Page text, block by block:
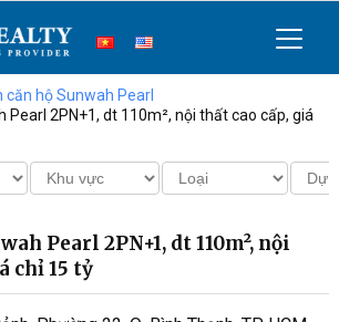
căn hộ Sunwah Pearl
Pearl 2PN+1, dt 110m², nội thất cao cấp, giá
Pearl 2PN+1, dt 110m², nội
chỉ 15 tỷ